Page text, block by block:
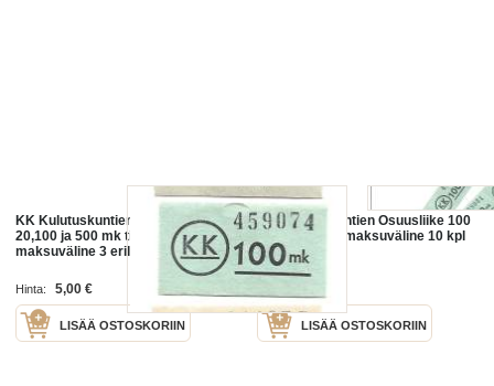
KK Kulutuskuntien Osuusliike
20,100 ja 500 mk tilapäinen
maksuväline 3 eril
Hinta: 5,00 €
LISÄÄ OSTOSKORIIN
KK Kulutuskuntien Osuusliike 100
mk tilapäinen maksuväline 10 kpl
erä
LISÄÄ OSTOSKORIIN